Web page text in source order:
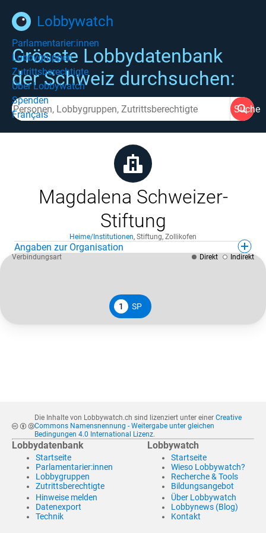
Lobbywatch
Parlamentarier:innen
Lobbygruppen
Zutrittsberechtigte
Über Lobbywatch
Spenden
Français
Grösste Lobbydatenbank
der Schweiz durchsuchen:
Suche
Magdalena Schweizer-
Stiftung
Heime/Institutionen, Stiftung, Zollikofen
Angaben zur Organisation
1 SP
Verbindungsart Direkt Indirekt
Die Inhalte von Lobbywatch.ch sind lizenziert unter einer Creative
Commons Namensnennung - Weitergabe unter gleichen
Bedingungen 4.0 International Lizenz.
Lobbydatenbank
Startseite
Parlamentarier:innen
Lobbygruppen
Zutrittsberechtigte
Hinweise melden
Datenexport
Technik
Lobbywatch
Startseite
Wieso Lobbywatch?
Recherche & Tools
Bildungsangebot
Über Lobbywatch
Lobbynews (Blog)
Kontakt